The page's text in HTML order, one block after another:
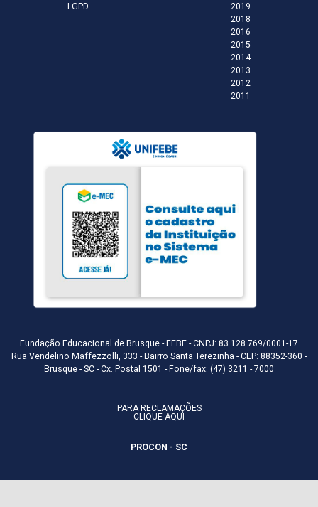
LGPD
2019
2018
2016
2015
2014
2013
2012
2011
Fundação Educacional de Brusque - FEBE - CNPJ: 83.128.769/0001-17
Rua Vendelino Maffezzolli, 333 - Bairro Santa Terezinha - CEP: 88352-360 -
Brusque - SC - Cx. Postal 1501 - Fone/fax: (47) 3211 - 7000
PARA RECLAMAÇÕES
CLIQUE AQUI
PROCON - SC